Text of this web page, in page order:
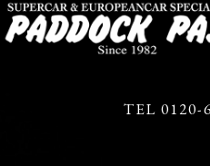
TEL 0120-